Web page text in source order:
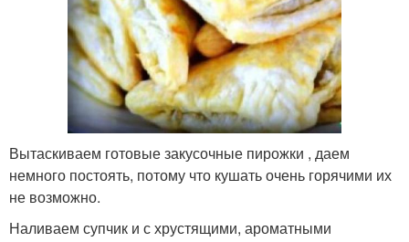
Вытаскиваем готовые закусочные пирожки , даем
немного постоять, потому что кушать очень горячими их
не возможно.
Наливаем супчик и с хрустящими, ароматными